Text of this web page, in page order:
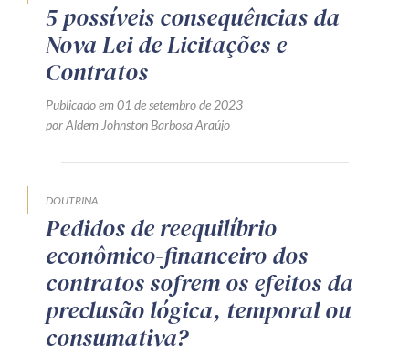
5 possíveis consequências da
Nova Lei de Licitações e
Contratos
Publicado em 01 de setembro de 2023
por Aldem Johnston Barbosa Araújo
DOUTRINA
Pedidos de reequilíbrio
econômico-financeiro dos
contratos sofrem os efeitos da
preclusão lógica, temporal ou
consumativa?